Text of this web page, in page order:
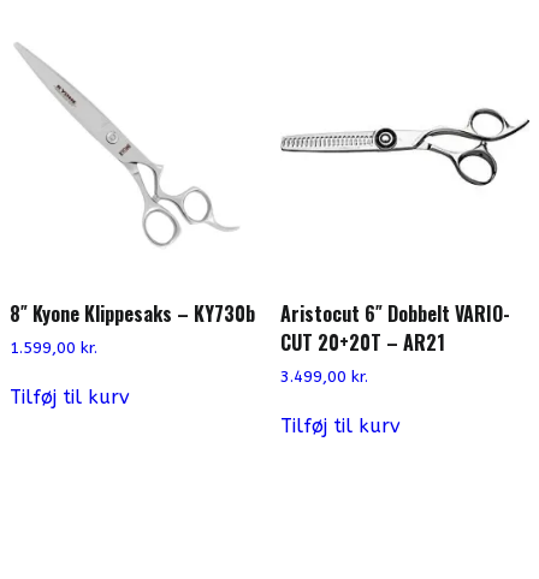
8″ Kyone Klippesaks – KY730b
1.599,00 kr.
Tilføj til kurv
Aristocut 6″ Dobbelt VARIO-
CUT 20+20T – AR21
3.499,00 kr.
Tilføj til kurv